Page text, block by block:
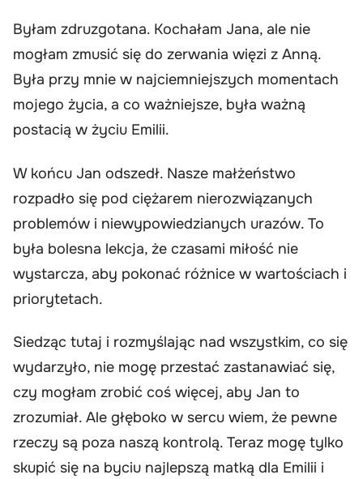
Byłam zdruzgotana. Kochałam Jana, ale nie
mogłam zmusić się do zerwania więzi z Anną.
Była przy mnie w najciemniejszych momentach
mojego życia, a co ważniejsze, była ważną
postacią w życiu Emilii.
W końcu Jan odszedł. Nasze małżeństwo
rozpadło się pod ciężarem nierozwiązanych
problemów i niewypowiedzianych urazów. To
była bolesna lekcja, że czasami miłość nie
wystarcza, aby pokonać różnice w wartościach i
priorytetach.
Siedząc tutaj i rozmyślając nad wszystkim, co się
wydarzyło, nie mogę przestać zastanawiać się,
czy mogłam zrobić coś więcej, aby Jan to
zrozumiał. Ale głęboko w sercu wiem, że pewne
rzeczy są poza naszą kontrolą. Teraz mogę tylko
skupić się na byciu najlepszą matką dla Emilii i